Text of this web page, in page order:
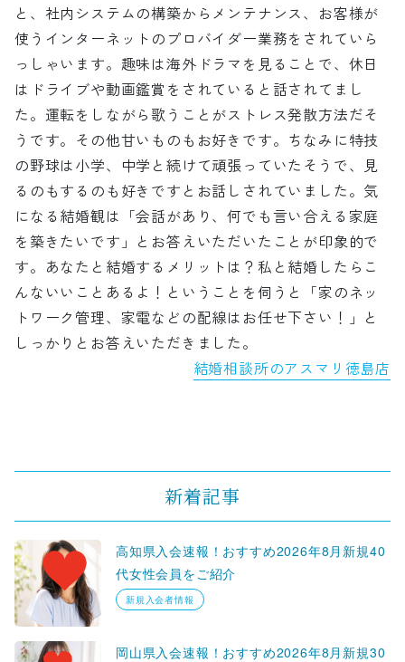
と、社内システムの構築からメンテナンス、お客様が
使うインターネットのプロバイダー業務をされていら
っしゃいます。趣味は海外ドラマを見ることで、休日
はドライブや動画鑑賞をされていると話されてまし
た。運転をしながら歌うことがストレス発散方法だそ
うです。その他甘いものもお好きです。ちなみに特技
の野球は小学、中学と続けて頑張っていたそうで、見
るのもするのも好きですとお話しされていました。気
になる結婚観は「会話があり、何でも言い合える家庭
を築きたいです」とお答えいただいたことが印象的で
す。あなたと結婚するメリットは？私と結婚したらこ
んないいことあるよ！ということを伺うと「家のネッ
トワーク管理、家電などの配線はお任せ下さい！」と
しっかりとお答えいただきました。
結婚相談所のアスマリ徳島店
新着記事
高知県入会速報！おすすめ2026年8月新規40
代女性会員をご紹介
新規入会者情報
岡山県入会速報！おすすめ2026年8月新規30